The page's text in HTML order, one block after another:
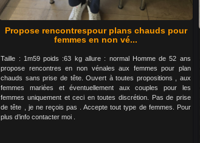
Propose rencontrespour plans chauds pour
femmes en non vé...
Taille : 1m59 poids :63 kg allure : normal Homme de 52 ans
propose rencontres en non vénales aux femmes pour plan
chauds sans prise de tête. Ouvert à toutes propositions , aux
femmes mariées et éventuellement aux couples pour les
femmes uniquement et ceci en toutes discrétion. Pas de prise
de tête , je ne reçois pas . Accepte tout type de femmes. Pour
plus d’info contacter moi .